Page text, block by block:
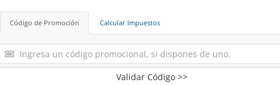
Código de Promoción Calcular Impuestos
Validar Código >>